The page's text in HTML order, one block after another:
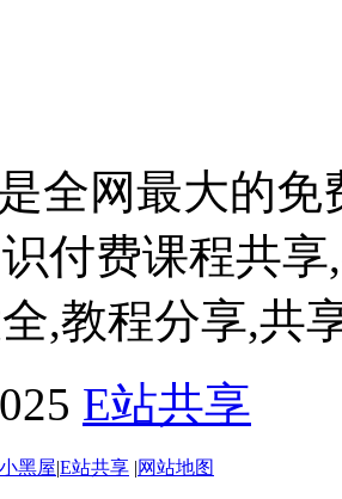
全网最大的
付费课程共
,教程分享,共
E站共享
小黑屋|E站共享 |网站地图